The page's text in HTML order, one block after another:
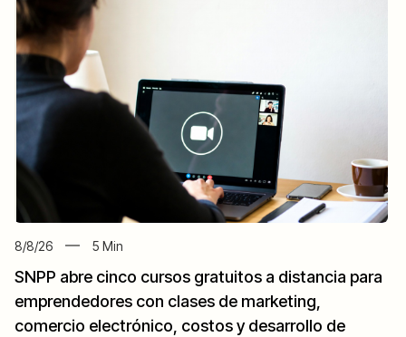
8/8/26 5 Min
SNPP abre cinco cursos gratuitos a distancia para
emprendedores con clases de marketing,
comercio electrónico, costos y desarrollo de